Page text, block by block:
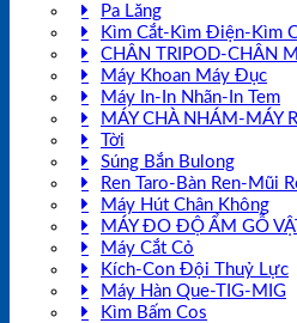
Pa Lăng
Kìm Cắt-Kìm Điện-Kìm
CHÂN TRIPOD-CHÂN
Máy Khoan Máy Đục
Máy In-In Nhãn-In Tem
MÁY CHÀ NHÁM-MÁY
Tời
Súng Bắn Bulong
Ren Taro-Bàn Ren-Mũi
Máy Hút Chân Không
MÁY ĐO ĐỘ ẨM GỖ
Máy Cắt Cỏ
Kích-Con Đội Thuỷ Lực
Máy Hàn Que-TIG-MIG
Kìm Bấm Cos